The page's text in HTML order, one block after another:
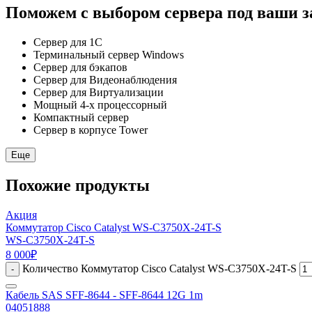
Поможем с выбором сервера под ваши
Сервер для 1С
Терминальный сервер Windows
Сервер для бэкапов
Сервер для Видеонаблюдения
Сервер для Виртуализации
Мощный 4-х процессорный
Компактный сервер
Сервер в корпусе Tower
Еще
Похожие продукты
Акция
Коммутатор Cisco Catalyst WS-C3750X-24T-S
WS-C3750X-24T-S
8 000₽
- Количество Коммутатор Cisco Catalyst WS-C3750X-24T-S
Кабель SAS SFF-8644 - SFF-8644 12G 1m
04051888